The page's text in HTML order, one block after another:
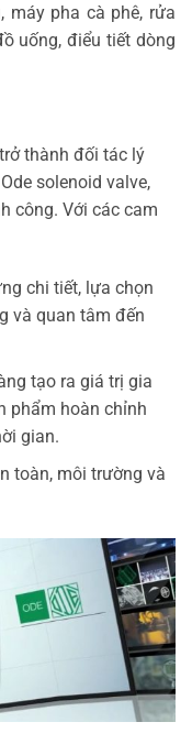
máy pha cà phê, rửa
uống, điểu tiết dòng
thành đối tác lý
solenoid valve,
công. Với các cam
chi tiết, lựa chọn
và quan tâm đến
tạo ra giá trị gia
phẩm hoàn chỉnh
gian.
toàn, môi trường và